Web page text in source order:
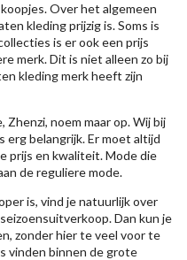
Over het algemeen
kleding prijzig is. Soms is
is er ook een prijs
merk. Dit is niet alleen zo bij
kleding merk heeft zijn
Zhenzi, noem maar op. Wij bij
belangrijk. Er moet altijd
prijs en kwaliteit. Mode die
de reguliere mode.
is, vind je natuurlijk over
Dan kun je
zonder hier te veel voor te
vinden binnen de grote